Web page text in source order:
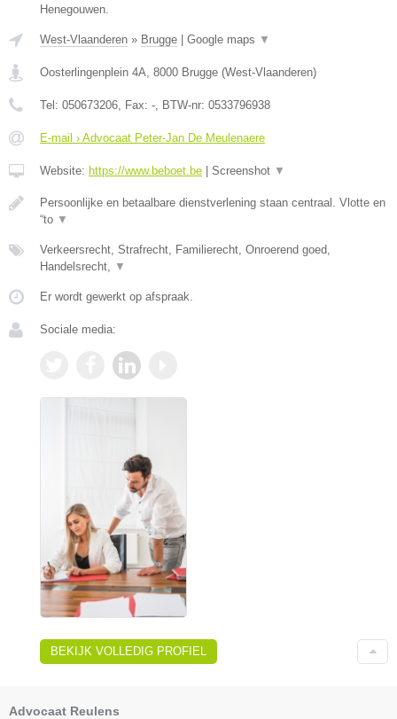
Henegouwen.
West-Vlaanderen » Brugge Google maps ▼
Oosterlingenplein 4A 8000 Brugge (West-Vlaanderen)
Tel: 050673206 , Fax: - , BTW-nr: 0533796938
E-mail › Advocaat Peter-Jan De Meulenaere
Website: https://www.beboet.be Screenshot ▼
Persoonlijke en betaalbare dienstverlening staan centraal. Vlotte en
“to ▼
Verkeersrecht, Strafrecht, Familierecht, Onroerend goed,
Handelsrecht,
▼
Er wordt gewerkt op afspraak.
Sociale media:
BEKIJK VOLLEDIG PROFIEL
Advocaat Reulens